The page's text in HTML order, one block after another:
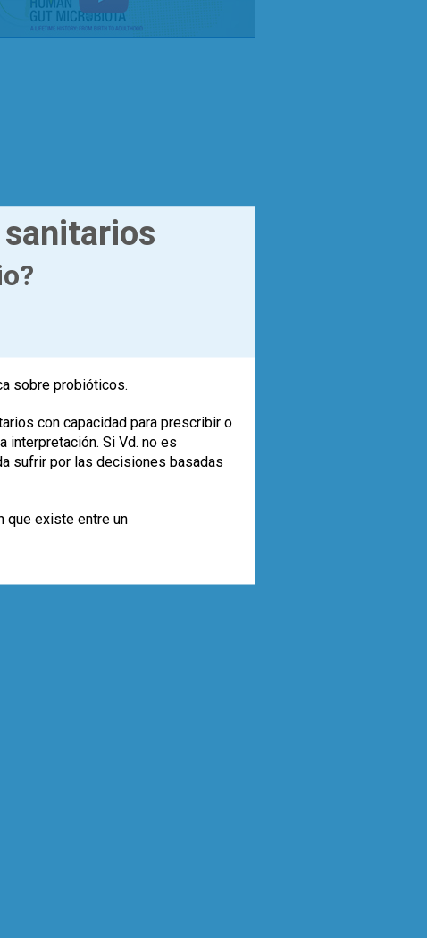
sobre probióticos.
con capacidad para prescribir o
interpretación. Si Vd. no es
sufrir por las decisiones basadas
que existe entre un